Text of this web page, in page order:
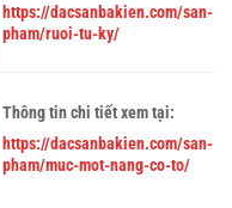
https://dacsanbakien.com/san-
pham/ruoi-tu-ky/
Thông tin chi tiết xem tại:
https://dacsanbakien.com/san-
pham/muc-mot-nang-co-to/